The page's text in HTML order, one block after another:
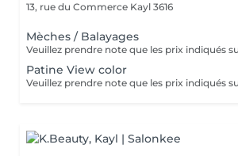
13, rue du Commerce Kayl 3616
Mèches / Balayages
Patine View color